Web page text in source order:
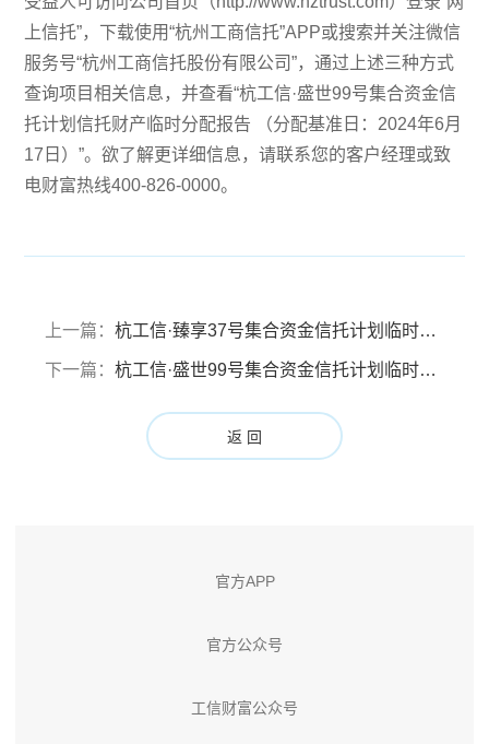
上信托”，下载使用“杭州工商信托”APP或搜索并关注微信
服务号“杭州工商信托股份有限公司”，通过上述三种方式
查询项目相关信息，并查看“杭工信·盛世99号集合资金信
托计划信托财产临时分配报告 （分配基准日：2024年6月
17日）”。欲了解更详细信息，请联系您的客户经理或致
电财富热线400-826-0000。
上一篇： 杭工信·臻享37号集合资金信托计划临时信息披露报告
下一篇： 杭工信·盛世99号集合资金信托计划临时信息披露报告
返 回
官方APP
官方公众号
工信财富公众号